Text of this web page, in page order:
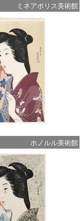
ミネアポリス美術館
ホノルル美術館